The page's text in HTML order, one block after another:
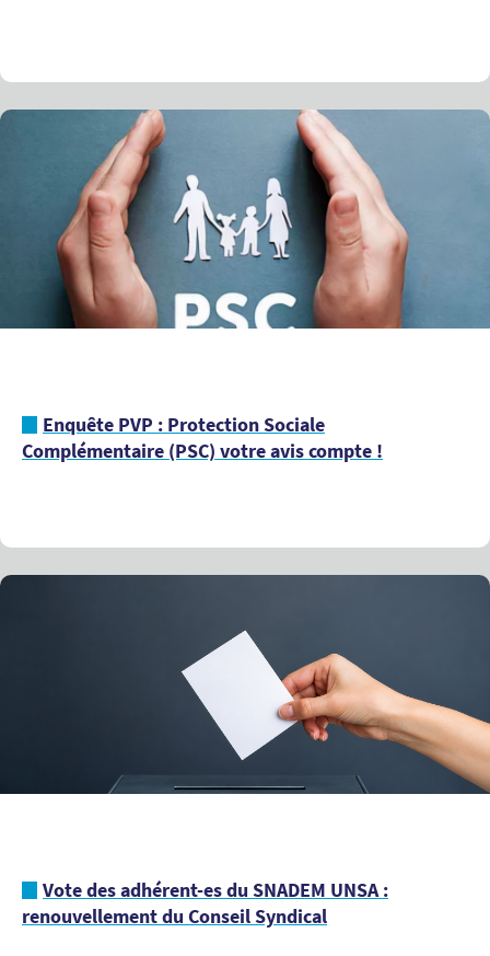
Enquête PVP : Protection Sociale
Complémentaire (PSC) votre avis compte !
Vote des adhérent-es du SNADEM UNSA :
renouvellement du Conseil Syndical